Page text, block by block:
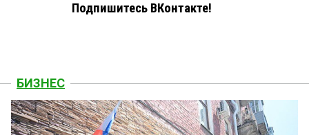
Подпишитесь ВКонтакте!
БИЗНЕС